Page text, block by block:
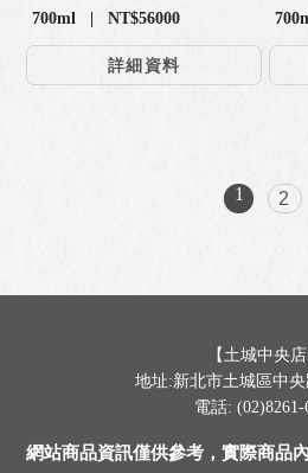
700ml | NT$56000
詳細資料
忌
1 2
【土城中央店
地址:新北市土城區中央
電話: (02)8261-
網站商品資訊僅供參考，實際商品